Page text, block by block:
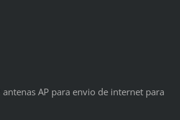
AP para envio de internet para